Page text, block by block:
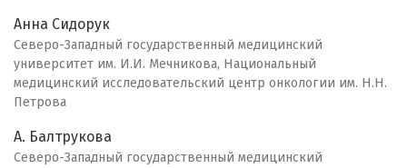
Анна Сидорук
Северо-Западный государственный медицинский
университет им. И.И. Мечникова, Национальный
медицинский исследовательский центр онкологии им. Н.Н.
Петрова
А. Балтрукова
Северо-Западный государственный медицинский